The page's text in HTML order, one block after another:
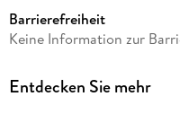
Reihe
Autor/Autorin
Barrierefreiheit
Keine Information zur
Entdecken Sie mehr